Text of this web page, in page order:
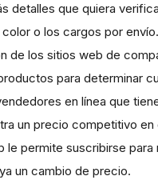
detalles que quiera
o los cargos por
de los sitios web de
para determinar
en línea que
un precio competitivo
le permite suscribirse para
un cambio de precio.